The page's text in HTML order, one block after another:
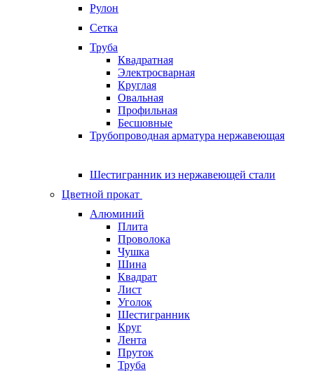
Рулон
Сетка
Труба
Квадратная
Электросварная
Круглая
Овальная
Профильная
Бесшовные
Трубопроводная арматура нержавеющая
Шестигранник из нержавеющей стали
Цветной прокат
Алюминий
Плита
Проволока
Чушка
Шина
Квадрат
Лист
Уголок
Шестигранник
Круг
Лента
Пруток
Труба